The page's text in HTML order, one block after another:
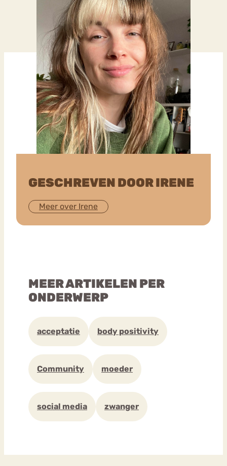
GESCHREVEN DOOR IRENE
Meer over Irene
MEER ARTIKELEN PER
ONDERWERP
acceptatie body positivity
Community moeder
social media zwanger